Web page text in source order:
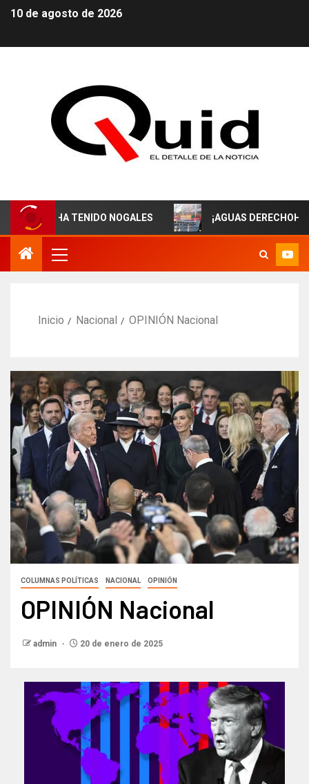
10 de agosto de 2026
TENIDO NOGALES ¡AGUAS DERECHOHABIENTES
Inicio Nacional OPINIÓN Nacional
COLUMNAS POLÍTICAS NACIONAL OPINIÓN
OPINIÓN Nacional
admin 20 de enero de 2025